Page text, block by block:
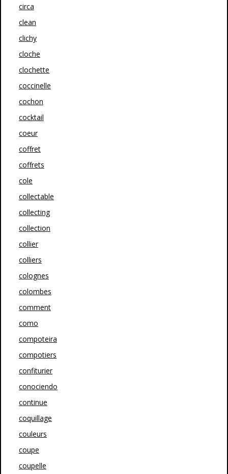
circa
clean
clichy
cloche
clochette
coccinelle
cochon
cocktail
coeur
coffret
coffrets
cole
collectable
collecting
collection
collier
colliers
colognes
colombes
comment
como
compoteira
compotiers
confiturier
conociendo
continue
coquillage
couleurs
coupe
coupelle